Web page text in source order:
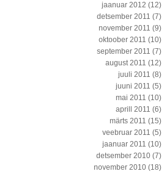
jaanuar 2012 (12)
detsember 2011 (7)
november 2011 (9)
oktoober 2011 (10)
september 2011 (7)
august 2011 (12)
juuli 2011 (8)
juuni 2011 (5)
mai 2011 (10)
aprill 2011 (6)
märts 2011 (15)
veebruar 2011 (5)
jaanuar 2011 (10)
detsember 2010 (7)
november 2010 (18)